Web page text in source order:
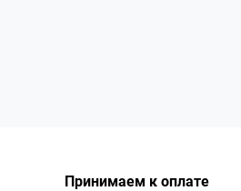
Принимаем к оплате